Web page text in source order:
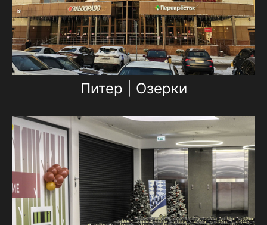
Питер | Озерки